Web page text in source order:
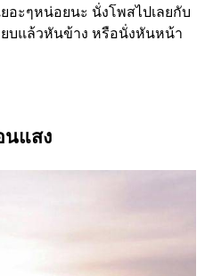
อะๆหน่อยนะ นั่งโพสไปเลยกับ
บแล้วหันข้าง หรือนั่งหันหน้า
นแสง